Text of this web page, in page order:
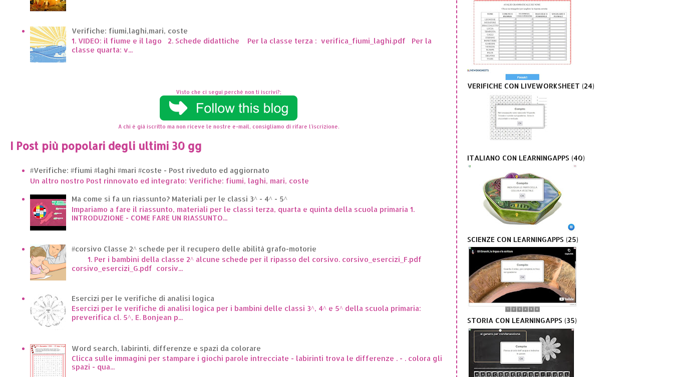
Verifiche: fiumi,laghi,mari, coste
1. VIDEO: il fiume e il lago 2. Schede didattiche Per la classe terza : verifica_fiumi_laghi.pdf Per la
classe quarta: v...
Visto che ci segui perchè non ti iscrivi?;
A chi è già iscritto ma non riceve le nostre e-mail, consigliamo di rifare l'iscrizione.
I Post più popolari degli ultimi 30 gg
#Verifiche: #fiumi #laghi #mari #coste - Post riveduto ed aggiornato
Un altro nostro Post rinnovato ed integrato: Verifiche: fiumi, laghi, mari, coste
Ma come si fa un riassunto? Materiali per le classi 3^ - 4^ - 5^
Impariamo a fare il riassunto, materiali per le classi terza, quarta e quinta della scuola primaria 1.
INTRODUZIONE - COME FARE UN RIASSUNTO...
#corsivo Classe 2^ schede per il recupero delle abilità grafo-motorie
1. Per i bambini della classe 2^ alcune schede per il ripasso del corsivo. corsivo_esercizi_F.pdf
corsivo_esercizi_G.pdf corsiv...
Esercizi per le verifiche di analisi logica
Esercizi per le verifiche di analisi logica per i bambini delle classi 3^, 4^ e 5^ della scuola primaria:
preverifica cl. 5^, E. Bonjean p...
Word search, labirinti, differenze e spazi da colorare
Clicca sulle immagini per stampare i giochi parole intrecciate - labirinti trova le differenze . - . colora gli
spazi - qua...
VERIFICHE CON LIVEWORKSHEET (24)
ITALIANO CON LEARNINGAPPS (40)
SCIENZE CON LEARNINGAPPS (25)
STORIA CON LEARNINGAPPS (35)